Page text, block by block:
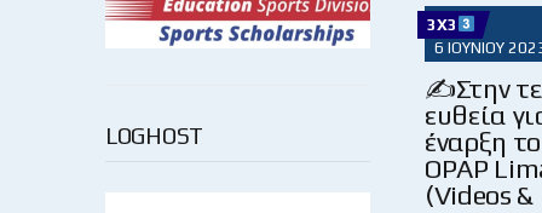
LOGHOST
3X3
6 ΙΟΥΝΊΟΥ
✍Στην
ευθεία
έναρξη
OPAP
(Videos &